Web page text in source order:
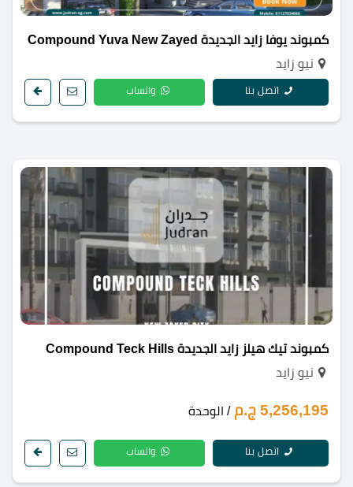
كمبوند يوفا زايد الجديدة Compound Yuva New Zayed
نيو زايد
اتصل بنا واتساب
كمبوند تيك هيلز زايد الجديدة Compound Teck Hills
نيو زايد
5,256,195 ج.م / الوحدة
اتصل بنا واتساب